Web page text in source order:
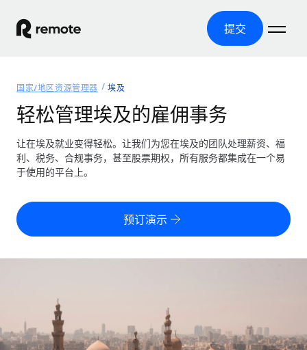
提交
产品
全球招聘
全球薪资管理
轻松运行合规薪资
零实体成本实现全球扩张
全球合同工入职与管理
PEO
覆盖全球
美国各州浏览器
了解我们的竞争优势
成长阶段
资源
工具与计算器
误分类风险计算工具
合同工薪酬结算计算器
探索全球合同工的结算货币选项与结算速度
定价
中文（简体）
Nederlands 登录
国家/地区资源管理器 埃及
轻松管理埃及的雇佣事务
让在埃及就业变得轻松。让我们为您在埃及的团队处理薪资、福
利、税务、合规事务，甚至股票期权，所有服务都集成在一个易
于使用的平台上。
预订演示